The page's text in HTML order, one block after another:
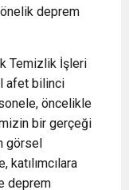
deprem
Temizlik İşleri
afet bilinci
öncelikle
bir gerçeği
görsel
deprem